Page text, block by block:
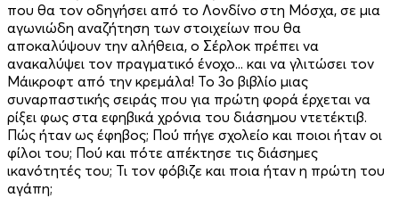
που θα τον οδηγήσει από το Λονδίνο στη Μόσχα, σε μια
αγωνιώδη αναζήτηση των στοιχείων που θα
αποκαλύψουν την αλήθεια, ο Σέρλοκ πρέπει να
ανακαλύψει τον πραγματικό ένοχο... και να γλιτώσει τον
Μάικροφτ από την κρεμάλα! Το 3ο βιβλίο μιας
συναρπαστικής σειράς που για πρώτη φορά έρχεται να
ρίξει φως στα εφηβικά χρόνια του διάσημου ντετέκτιβ.
Πώς ήταν ως έφηβος; Πού πήγε σχολείο και ποιοι ήταν οι
φίλοι του; Πού και πότε απέκτησε τις διάσημες
ικανότητές του; Τι τον φόβιζε και ποια ήταν η πρώτη του
αγάπη;